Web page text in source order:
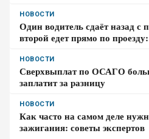
НОВОСТИ
Один водитель сдаёт назад с
второй едет прямо по
НОВОСТИ
Сверхвыплат по ОСАГО
заплатит за разницу
НОВОСТИ
Как часто на самом деле
зажигания: советы экспертов